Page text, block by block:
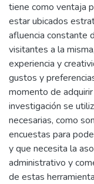
tiene como ventaja
estar ubicados
afluencia constante
visitantes a la
experiencia y
gustos y
momento de
investigación se
necesarias, como
encuestas para
y que necesita la
administrativo y
de estas